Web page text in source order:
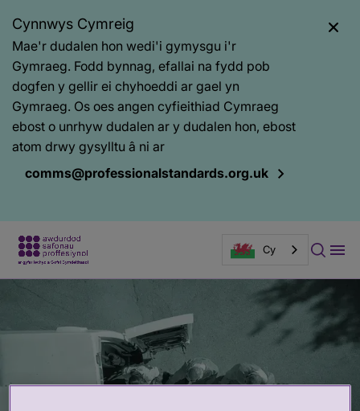
Cynnwys Cymreig
Mae'r dudalen hon wedi'i gymysgu i'r
Gymraeg. Fodd bynnag, efallai na fydd pob
dogfen y gellir ei chyhoeddi ar gael yn
Gymraeg. Os oes angen cyfieithiad Cymraeg
ebost o unrhyw dudalen ar y dudalen hon, ebost
atom drwy gysylltu â ni ar
comms@professionalstandards.org.uk
Cy